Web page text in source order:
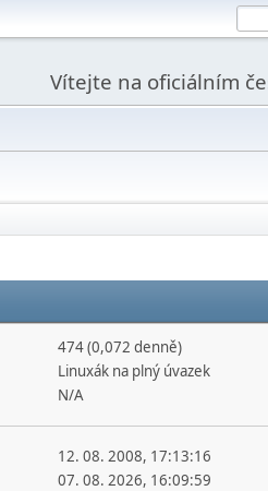
Vítejte na oficiálním
474 (0,072 denně)
Linuxák na plný úvazek
N/A
12. 08. 2008, 17:13:16
07. 08. 2026, 16:09:59